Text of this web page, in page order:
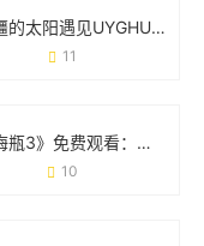
当新疆的太阳遇见UYGHUR JALAP：辣椒与土地的故事
11
《金悔瓶3》免费观看：如何合法避坑与观影指南
10